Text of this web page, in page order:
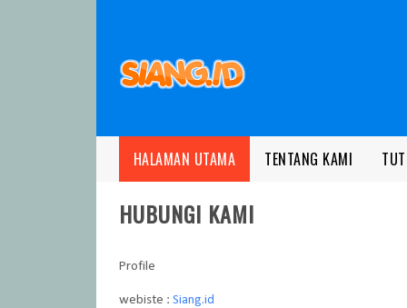
HALAMAN UTAMA TENTANG KAMI
HUBUNGI KAMI
Profile
webiste : Siang.id